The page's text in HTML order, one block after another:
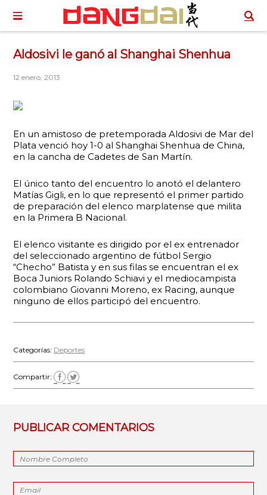
Aldosivi le ganó al Shanghai Shenhua
12 enero, 2013
En un amistoso de pretemporada Aldosivi de Mar del
Plata venció hoy 1-0 al Shanghai Shenhua de China,
en la cancha de Cadetes de San Martín.
El único tanto del encuentro lo anotó el delantero
Matías Gigli, en lo que representó el primer partido
de preparación del elenco marplatense que milita
en la Primera B Nacional.
El elenco visitante es dirigido por el ex entrenador
del seleccionado argentino de fútbol Sergio
“Checho” Batista y en sus filas se encuentran el ex
Boca Juniors Rolando Schiavi y el mediocampista
colombiano Giovanni Moreno, ex Racing, aunque
ninguno de ellos participó del encuentro.
Categorías: Deportes
Compartir:
PUBLICAR COMENTARIOS